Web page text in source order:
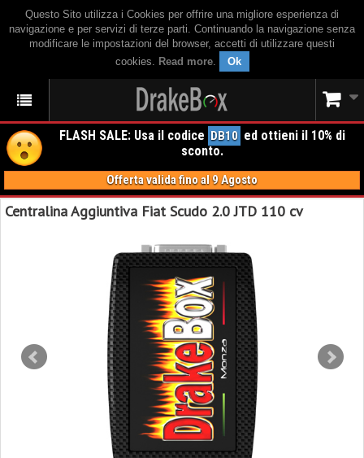
Questo Sito utilizza i Cookies per offrire una migliore esperienza di
navigazione e per servizi di terze parti. Continuando la navigazione senza
modificare le impostazioni del browser, accetti di utilizzare questi
cookies. Read more. Ok
FLASH SALE: Usa il codice DB10 ed ottieni il 10% di
sconto.
Offerta valida fino al 9 Agosto
Centralina Aggiuntiva Fiat Scudo 2.0 JTD 110 cv